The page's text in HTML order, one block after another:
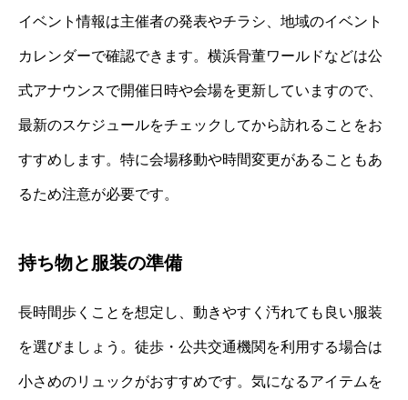
イベント情報は主催者の発表やチラシ、地域のイベント
カレンダーで確認できます。横浜骨董ワールドなどは公
式アナウンスで開催日時や会場を更新していますので、
最新のスケジュールをチェックしてから訪れることをお
すすめします。特に会場移動や時間変更があることもあ
るため注意が必要です。
持ち物と服装の準備
長時間歩くことを想定し、動きやすく汚れても良い服装
を選びましょう。徒歩・公共交通機関を利用する場合は
小さめのリュックがおすすめです。気になるアイテムを